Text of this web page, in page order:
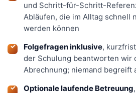
und Schritt-für-Schritt-
Abläufen, die im Alltag schnell
werden können
Folgefragen inklusive,
der Schulung beantworten wir
Abrechnung; niemand begreift
Optionale laufende Betreuung